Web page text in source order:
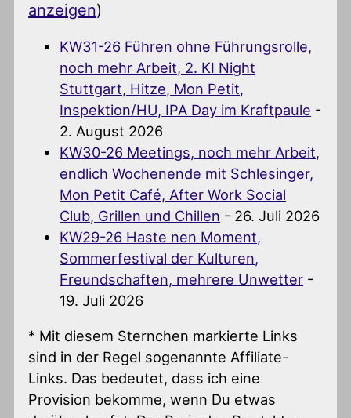
anzeigen)
KW31-26 Führen ohne Führungsrolle,
noch mehr Arbeit, 2. KI Night
Stuttgart, Hitze, Mon Petit,
Inspektion/HU, IPA Day im Kraftpaule -
2. August 2026
KW30-26 Meetings, noch mehr Arbeit,
endlich Wochenende mit Schlesinger,
Mon Petit Café, After Work Social
Club, Grillen und Chillen - 26. Juli 2026
KW29-26 Haste nen Moment,
Sommerfestival der Kulturen,
Freundschaften, mehrere Unwetter -
19. Juli 2026
* Mit diesem Sternchen markierte Links
sind in der Regel sogenannte Affiliate-
Links. Das bedeutet, dass ich eine
Provision bekomme, wenn Du etwas